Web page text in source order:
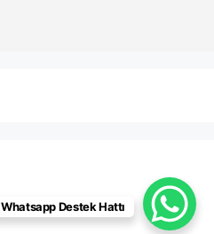
Whatsapp Destek Hattı